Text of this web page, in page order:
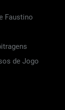
Faustino
de Jogo